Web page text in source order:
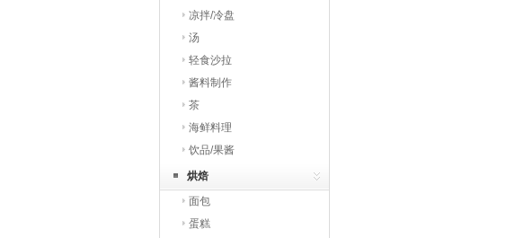
凉拌/冷盘
汤
轻食沙拉
酱料制作
茶
海鲜料理
饮品/果酱
烘焙
面包
蛋糕